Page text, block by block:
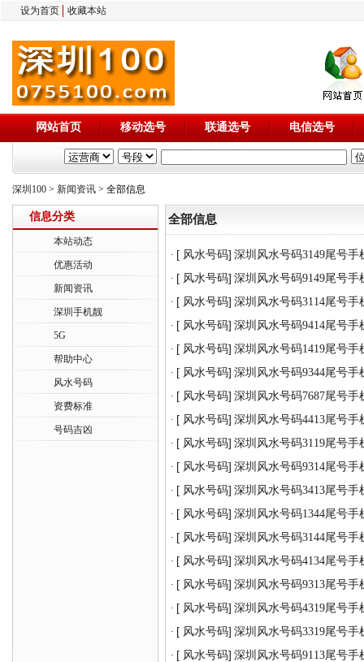
设为首页 收藏本站
网站首页 移动选号 联通选号 电信选号
深圳100 > 新闻资讯 > 全部信息
信息分类
本站动态
优惠活动
新闻资讯
深圳手机靓
5G
帮助中心
风水号码
资费标准
号码吉凶
全部信息
· [ 风水号码] 深圳风水号码3149尾号手
· [ 风水号码] 深圳风水号码9149尾号手
· [ 风水号码] 深圳风水号码3114尾号手
· [ 风水号码] 深圳风水号码9414尾号手
· [ 风水号码] 深圳风水号码1419尾号手
· [ 风水号码] 深圳风水号码9344尾号手
· [ 风水号码] 深圳风水号码7687尾号手
· [ 风水号码] 深圳风水号码4413尾号手
· [ 风水号码] 深圳风水号码3119尾号手
· [ 风水号码] 深圳风水号码9314尾号手
· [ 风水号码] 深圳风水号码3413尾号手
· [ 风水号码] 深圳风水号码1344尾号手
· [ 风水号码] 深圳风水号码3144尾号手
· [ 风水号码] 深圳风水号码4134尾号手
· [ 风水号码] 深圳风水号码9313尾号手
· [ 风水号码] 深圳风水号码4319尾号手
· [ 风水号码] 深圳风水号码3319尾号手
· [ 风水号码] 深圳风水号码9113尾号手